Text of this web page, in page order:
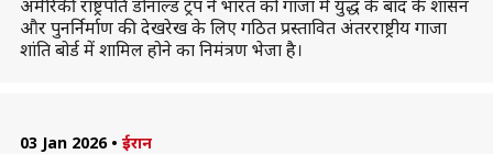
अमेरिकी राष्ट्रपति डोनाल्ड ट्रंप ने भारत को गाजा में युद्ध के बाद के शासन
और पुनर्निर्माण की देखरेख के लिए गठित प्रस्तावित अंतरराष्ट्रीय गाजा
शांति बोर्ड में शामिल होने का निमंत्रण भेजा है।
03 Jan 2026 • ईरान